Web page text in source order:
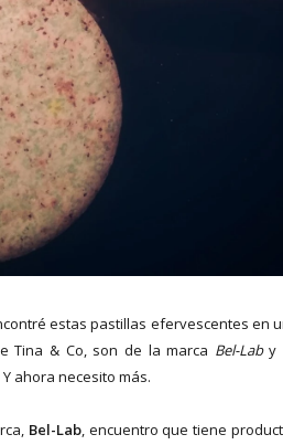
estas pastillas efervescentes en
Tina & Co, son de la marca Bel-Laby
Y ahora necesito más.
Bel-Lab, encuentro que tiene